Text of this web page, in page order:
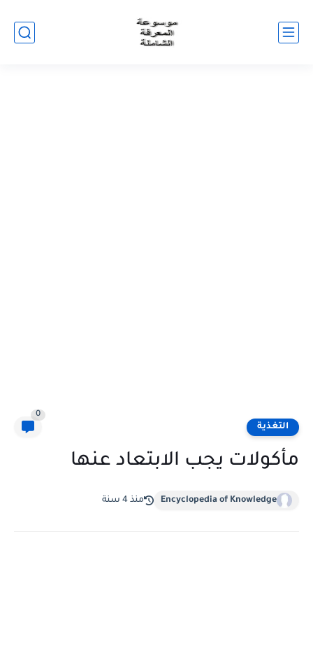
التغذية
0
مأكولات يجب الابتعاد عنها
Encyclopedia of Knowledge منذ 4 سنة